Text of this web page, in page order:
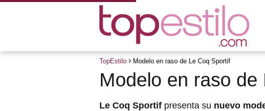
TopEstilo Modelo en raso de Le Coq Sportif
Modelo en raso
Le Coq Sportif presenta su nuevo